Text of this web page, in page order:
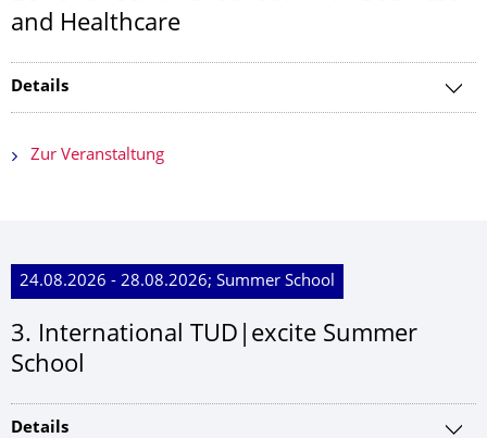
and Healthcare
Details
Zur Veranstaltung
24.08.2026 - 28.08.2026; Summer School
3. International TUD|excite Summer
School
Details